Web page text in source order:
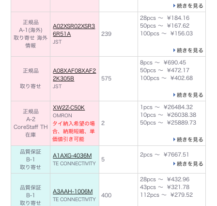
続きを見る
正規品
A-1(海外)
取り寄せ海外
情報
A02XSR02XSR3
6R51A
JST
239
28pcs ～ ¥184.16
50pcs ～ ¥167.62
100pcs ～ ¥156.03
続きを見る
正規品
取り寄せ
A08XAF08XAF2
2K305B
JST
575
8pcs ～ ¥690.45
50pcs ～ ¥472.17
100pcs ～ ¥402.68
続きを見る
正規品
A-2
CoreStaff TH
在庫
XW2Z-C50K
OMRON
タイ納入希望の場
合、納期短縮、単
価値引き可能
2
1pcs ～ ¥26484.32
10pcs ～ ¥26038.38
50pcs ～ ¥25889.73
続きを見る
品質保証
B-1
取り寄せ
A1AXG-4036M
TE CONNECTIVITY
5
2pcs ～ ¥7667.51
続きを見る
品質保証
B-1
取り寄せ
A3AAH-1006M
TE CONNECTIVITY
400
28pcs ～ ¥432.96
43pcs ～ ¥321.78
112pcs ～ ¥279.52